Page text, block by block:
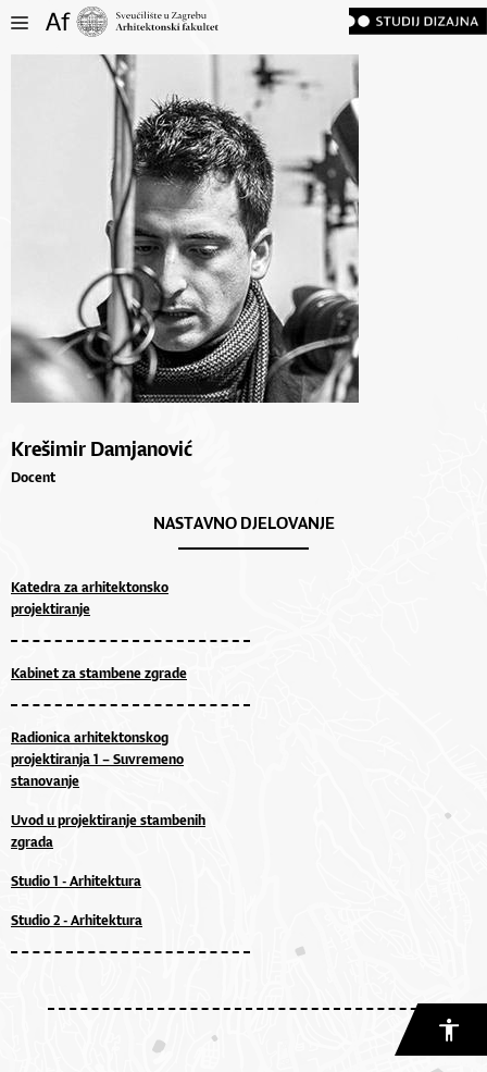
Krešimir Damjanović
Docent
NASTAVNO DJELOVANJE
Katedra za arhitektonsko
projektiranje
Kabinet za stambene zgrade
Radionica arhitektonskog
projektiranja 1 – Suvremeno
stanovanje
Uvod u projektiranje stambenih
zgrada
Studio 1 - Arhitektura
Studio 2 - Arhitektura